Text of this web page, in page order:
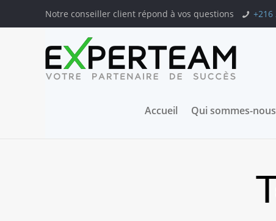
Notre conseiller client répond à vos questions +216
Accueil Qui sommes-